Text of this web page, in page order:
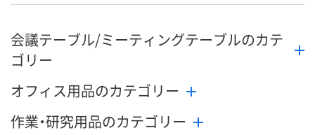
会議テーブル/ミーティングテーブルのカテ
ゴリー
オフィス用品のカテゴリー
作業・研究用品のカテゴリー